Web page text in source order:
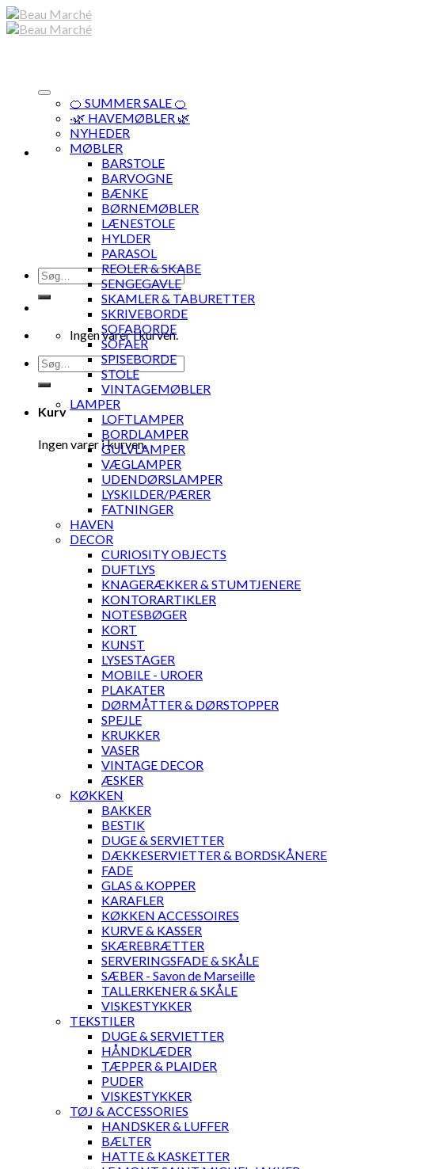
Skip
to
Søg
efter:
Ingen varer i kurven.
Søg
efter:
Kurv
Ingen varer i kurven.
🍊 SUMMER SALE 🍊
·🌿 HAVEMØBLER 🌿
NYHEDER
MØBLER
BARSTOLE
BARVOGNE
BÆNKE
BØRNEMØBLER
LÆNESTOLE
HYLDER
PARASOL
REOLER & SKABE
SENGEGAVLE
SKAMLER & TABURETTER
SKRIVEBORDE
SOFABORDE
SOFAER
SPISEBORDE
STOLE
VINTAGEMØBLER
LAMPER
LOFTLAMPER
BORDLAMPER
GULVLAMPER
VÆGLAMPER
UDENDØRSLAMPER
LYSKILDER/PÆRER
FATNINGER
HAVEN
DECOR
CURIOSITY OBJECTS
DUFTLYS
KNAGERÆKKER & STUMTJENERE
KONTORARTIKLER
NOTESBØGER
KORT
KUNST
LYSESTAGER
MOBILE - UROER
PLAKATER
DØRMÅTTER & DØRSTOPPER
SPEJLE
KRUKKER
VASER
VINTAGE DECOR
ÆSKER
KØKKEN
BAKKER
BESTIK
DUGE & SERVIETTER
DÆKKESERVIETTER & BORDSKÅNERE
FADE
GLAS & KOPPER
KARAFLER
KØKKEN ACCESSOIRES
KURVE & KASSER
SKÆREBRÆTTER
SERVERINGSFADE & SKÅLE
SÆBER - Savon de Marseille
TALLERKENER & SKÅLE
VISKESTYKKER
TEKSTILER
DUGE & SERVIETTER
HÅNDKLÆDER
TÆPPER & PLAIDER
PUDER
VISKESTYKKER
TØJ & ACCESSORIES
HANDSKER & LUFFER
BÆLTER
HATTE & KASKETTER